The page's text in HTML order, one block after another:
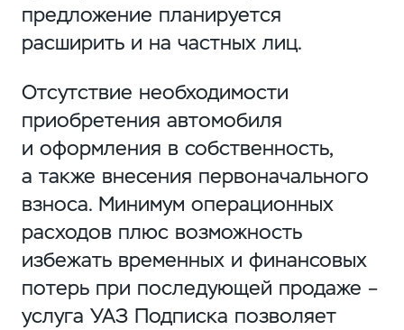
предложение планируется
расширить и на частных лиц.
Отсутствие необходимости
приобретения автомобиля
и оформления в собственность,
а также внесения первоначального
взноса. Минимум операционных
расходов плюс возможность
избежать временных и финансовых
потерь при последующей продаже –
услуга УАЗ Подписка позволяет